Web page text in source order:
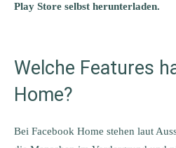
Play Store selbst herunterladen.
Welche Features
Home?
Bei Facebook Home stehen laut